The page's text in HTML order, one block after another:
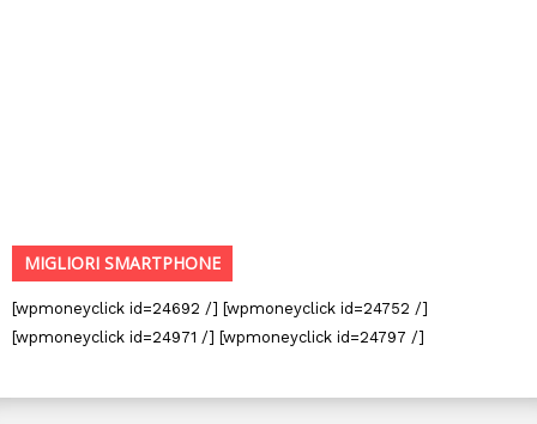
MIGLIORI SMARTPHONE
[wpmoneyclick id=24692 /] [wpmoneyclick id=24752 /]
[wpmoneyclick id=24971 /] [wpmoneyclick id=24797 /]